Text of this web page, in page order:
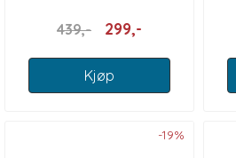
439,- 299,-
Kjøp
-19%